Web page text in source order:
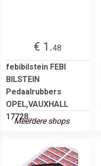
€ 1.48
febibilstein FEBI
BILSTEIN
Pedaalrubbers
OPEL,VAUXHALL
17728...
Meerdere shops